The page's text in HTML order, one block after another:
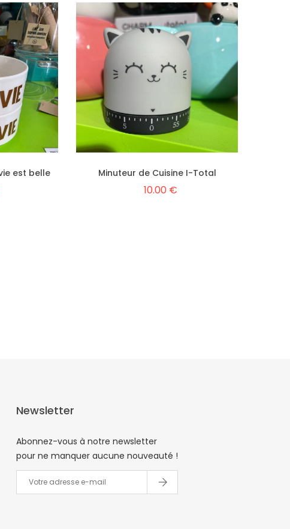
est belle Minuteur de Cuisine I-Total
10.00 €
Newsletter
Abonnez-vous à notre newsletter
pour ne manquer aucune nouveauté !